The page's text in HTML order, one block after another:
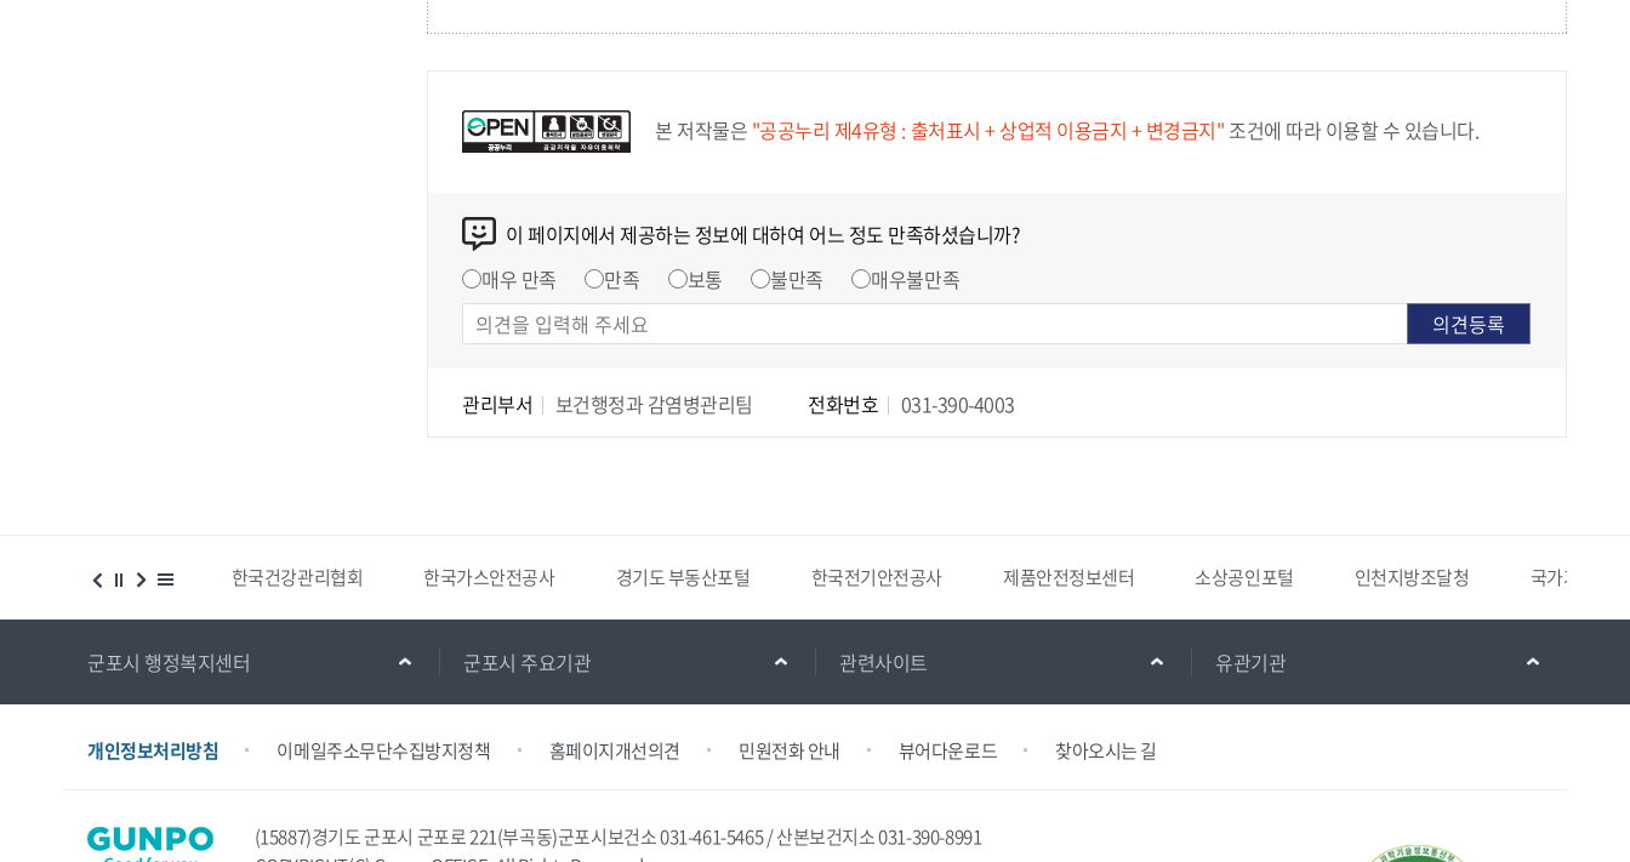
본 저작물은 "공공누리 제4유형 : 출처표시 + 상업적 이용금지 + 변경금지" 조건에 따라 이용할 수 있습니다.
이 페이지에서 제공하는 정보에 대하여 어느 정도 만족하셨습니까?
매우 만족
만족 보통 불만족 매우불만족
관리부서 보건행정과 감염병관리팀 전화번호 031-390-4003
설 등 위치찾기서비스 한국건강관리협회 한국가스안전공사 경기도 부동산포털 한국전기안전공사 제품안전정보센터 소상공인포털 인천지방조달청 국가기록원
군포시 행정복지센터 군포시 주요기관 관련사이트 유관기관
개인정보처리방침 이메일주소무단수집방지정책 홈페이지개선의견 민원전화 안내 뷰어다운로드 찾아오시는 길
(15887)경기도 군포시 군포로 221(부곡동)군포시보건소 031-461-5465 / 산본보건지소 031-390-8991